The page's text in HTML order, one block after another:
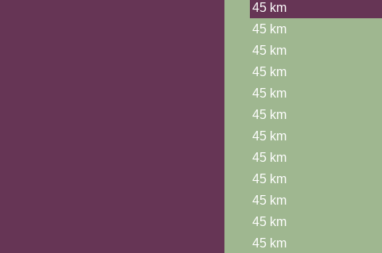
45 km
45 km
45 km
45 km
45 km
45 km
45 km
45 km
45 km
45 km
45 km
45 km